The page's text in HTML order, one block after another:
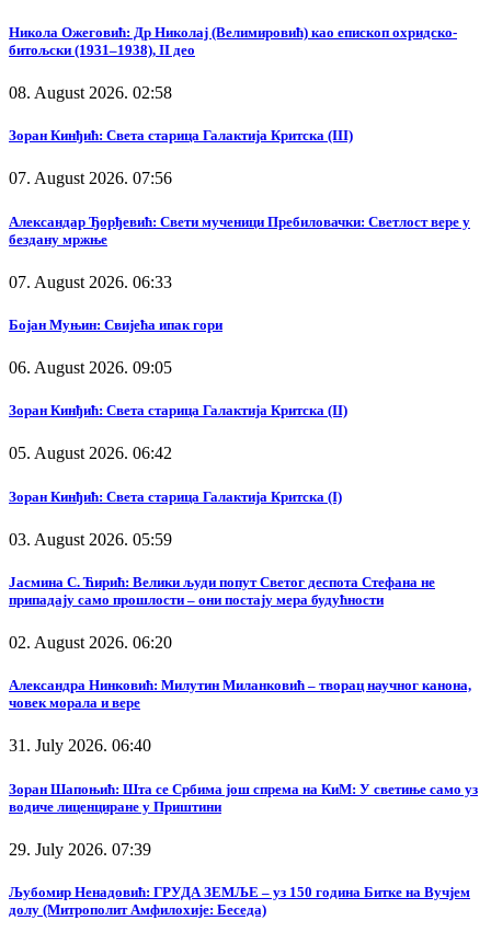
Никола Ожеговић: Др Николај (Велимировић) као епископ охридско-
битољски (1931–1938), II део
08. August 2026. 02:58
Зоран Кинђић: Света старица Галактија Критска (III)
07. August 2026. 07:56
Александар Ђорђевић: Свети мученици Пребиловачки: Светлост вере у
бездану мржње
07. August 2026. 06:33
Бојан Муњин: Свијећа ипак гори
06. August 2026. 09:05
Зоран Кинђић: Света старица Галактија Критска (II)
05. August 2026. 06:42
Зоран Кинђић: Света старица Галактија Критска (I)
03. August 2026. 05:59
Јасмина С. Ћирић: Велики људи попут Светог деспота Стефана не
припадају само прошлости – они постају мера будућности
02. August 2026. 06:20
Александра Нинковић: Милутин Миланковић – творац научног канона,
човек морала и вере
31. July 2026. 06:40
Зоран Шапоњић: Шта се Србима још спрема на КиМ: У светиње само уз
водиче лиценциране у Приштини
29. July 2026. 07:39
Љубомир Ненадовић: ГРУДА ЗЕМЉЕ – уз 150 година Битке на Вучјем
долу (Митрополит Амфилохије: Беседа)